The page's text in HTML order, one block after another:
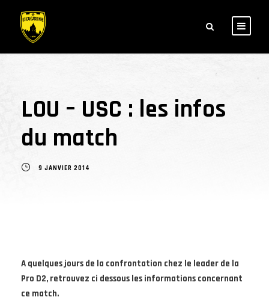
LOU – USC : les infos
du match
9 JANVIER 2014
A quelques jours de la confrontation chez le leader de la
Pro D2, retrouvez ci dessous les informations concernant
ce match.